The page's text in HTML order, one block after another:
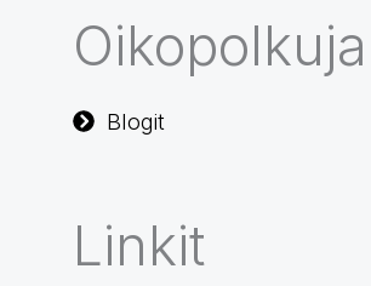
Oikopolkuja
Blogit
Linkit